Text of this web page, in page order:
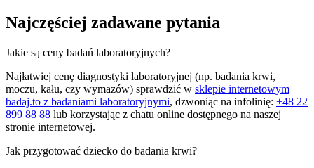
Najczęściej zadawane pytania
Jakie są ceny badań laboratoryjnych?
Najłatwiej cenę diagnostyki laboratoryjnej (np. badania krwi,
moczu, kału, czy wymazów) sprawdzić w sklepie internetowym
badaj.to z badaniami laboratoryjnymi, dzwoniąc na infolinię: +48 22
899 88 88 lub korzystając z chatu online dostępnego na naszej
stronie internetowej.
Jak przygotować dziecko do badania krwi?